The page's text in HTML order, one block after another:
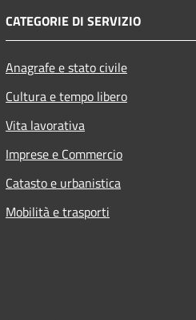
CATEGORIE DI SERVIZIO
Anagrafe e stato civile
Cultura e tempo libero
Vita lavorativa
Imprese e Commercio
Catasto e urbanistica
Mobilità e trasporti